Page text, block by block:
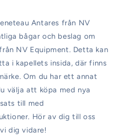
Antares från NV
bågar och beslag om
NV Equipment. Detta kan
i kapellets insida, där finns
Om du har ett annat
välja att köpa med nya
till med
Hör av dig till oss
dig vidare!